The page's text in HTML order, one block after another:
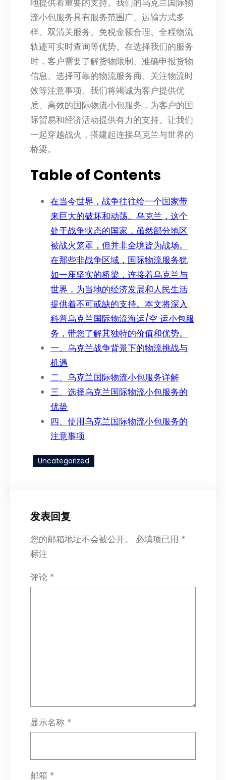
地提供着重要的支持。我们的乌克兰国际物
流小包服务具有服务范围广、运输方式多
样、双清关服务、免税金额合理、全程物流
轨迹可实时查询等优势。在选择我们的服务
时，客户需要了解货物限制、准确申报货物
信息、选择可靠的物流服务商、关注物流时
效等注意事项。我们将竭诚为客户提供优
质、高效的国际物流小包服务，为客户的国
际贸易和经济活动提供有力的支持。让我们
一起穿越战火，搭建起连接乌克兰与世界的
桥梁。
Table of Contents
在当今世界，战争往往给一个国家带
来巨大的破坏和动荡。乌克兰，这个
处于战争状态的国家，虽然部分地区
被战火笼罩，但并非全境皆为战场。
在那些非战争区域，国际物流服务犹
如一座坚实的桥梁，连接着乌克兰与
世界，为当地的经济发展和人民生活
提供着不可或缺的支持。本文将深入
科普乌克兰国际物流海运/空 运小包服
务，带您了解其独特的价值和优势。
一、乌克兰战争背景下的物流挑战与
机遇
二、乌克兰国际物流小包服务详解
三、选择乌克兰国际物流小包服务的
优势
四、使用乌克兰国际物流小包服务的
注意事项
Uncategorized
发表回复
您的邮箱地址不会被公开。 必填项已用 *
标注
评论 *
显示名称 *
邮箱 *